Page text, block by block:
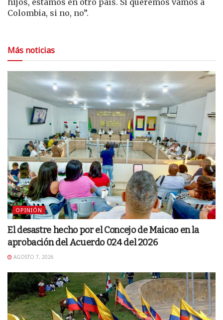
Colombia, si no, no”.
Más noticias
OPINIÓN
El desastre hecho por el Concejo de Maicao en la
aprobación del Acuerdo 024 del 2026
AGOSTO 7, 2026